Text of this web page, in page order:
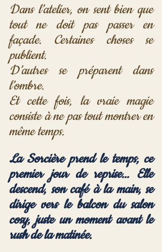
Dans l’atelier, on sent bien que
tout ne doit pas passer en
façade. Certaines choses se
publient.
D’autres se préparent dans
l’ombre.
Et cette fois, la vraie magie
consiste à ne pas tout montrer en
même temps.
La Sorcière prend le temps, ce
premier jour de reprise... Elle
descend, son café à la main, se
dirige vers le balcon du salon
cosy, juste un moment avant le
rush de la matinée.